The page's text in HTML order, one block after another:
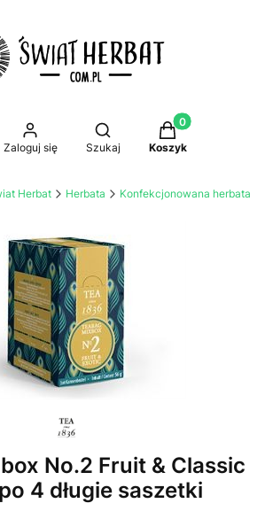
Zaloguj się
Otwórz wyszukiwarkę
Szukaj
Produkty w
Koszyk
Herbat Herbata Konfekcjonowana herbata
No.2 Fruit & Classic
4 długie saszetki